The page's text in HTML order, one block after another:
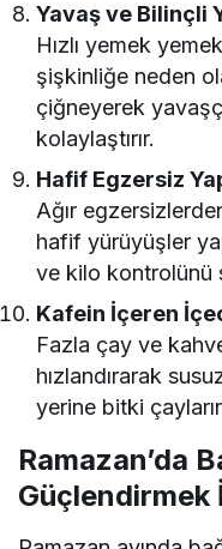
Yavaş ve Bilinçli
Hızlı yemek
şişkinliğe neden
çiğneyerek
kolaylaştırır.
Hafif Egzersiz
Ağır
hafif yürüyüşler
ve kilo kontrolünü
Kafein İçeren
Fazla çay ve
hızlandırarak
yerine bitki
Ramazan’da
Güçlendirmek